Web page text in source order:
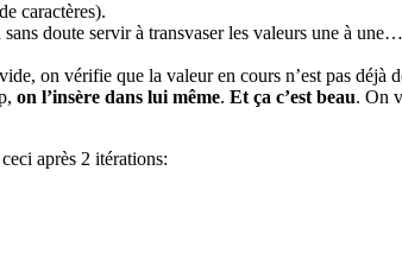
caractères).
doute servir à transvaser les valeurs une à
on vérifie que la valeur en cours n’est pas déjà
on l’insère dans lui même. Et ça c’est beau. On
après 2 itérations: